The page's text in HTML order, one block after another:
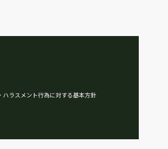
ハラスメント行為に対する基本方針